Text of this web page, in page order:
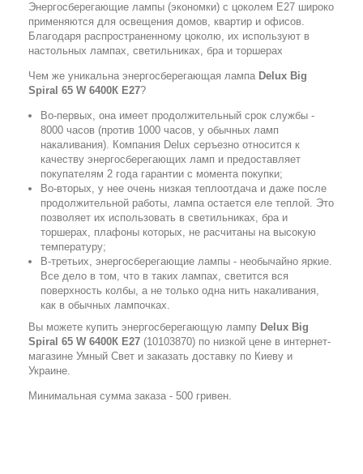
Энергосберегающие лампы (экономки) с цоколем E27 широко
применяются для освещения домов, квартир и офисов.
Благодаря распространенному цоколю, их используют в
настольных лампах, светильниках, бра и торшерах
Чем же уникальна энергосберегающая лампа Delux Big
Spiral 65 W 6400К Е27?
Во-первых, она имеет продолжительный срок службы -
8000 часов (против 1000 часов, у обычных ламп
накаливания). Компания Delux серъезно относится к
качеству энергосберегающих ламп и предоставляет
покупателям 2 года гарантии с момента покупки;
Во-вторых, у нее очень низкая теплоотдача и даже после
продолжительной работы, лампа остается еле теплой. Это
позволяет их использовать в светильниках, бра и
торшерах, плафоны которых, не расчитаны на высокую
температуру;
В-третьих, энергосберегающие лампы - необычайно яркие.
Все дело в том, что в таких лампах, светится вся
поверхность колбы, а не только одна нить накаливания,
как в обычных лампочках.
Вы можете купить энергосберегающую лампу Delux Big
Spiral 65 W 6400К Е27 (10103870) по низкой цене в интернет-
магазине Умный Свет и заказать доставку по Киеву и
Украине.
Минимальная сумма заказа - 500 гривен.